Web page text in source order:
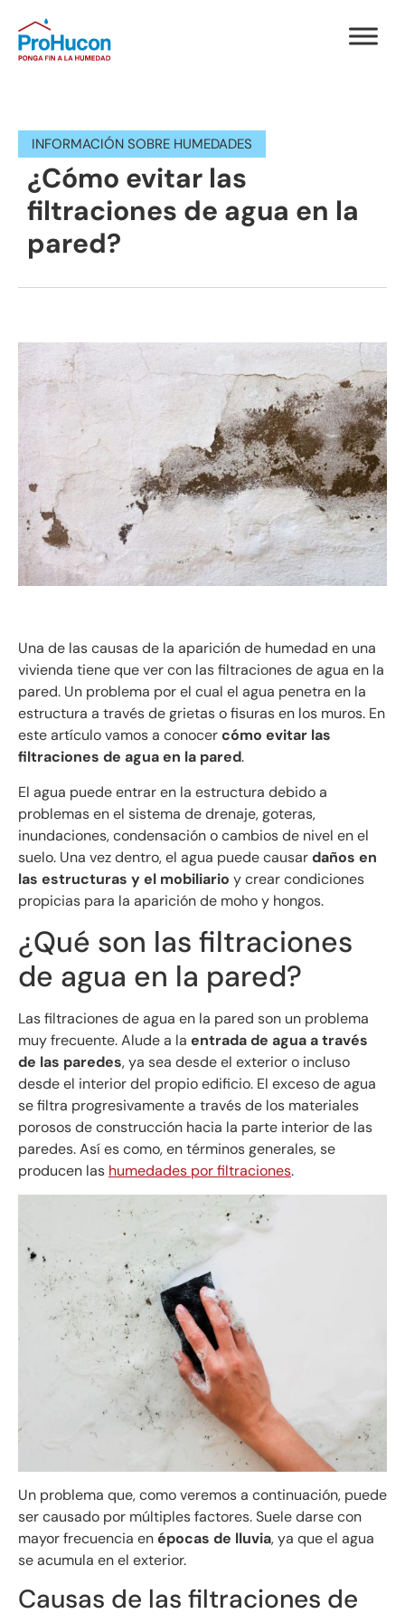
INFORMACIÓN SOBRE HUMEDADES
¿Cómo evitar las
filtraciones de agua en la
pared?
Una de las causas de la aparición de humedad en una
vivienda tiene que ver con las filtraciones de agua en la
pared. Un problema por el cual el agua penetra en la
estructura a través de grietas o fisuras en los muros. En
este artículo vamos a conocercómo evitar las
filtraciones de agua en la pared.
El agua puede entrar en la estructura debido a
problemas en el sistema de drenaje, goteras,
inundaciones, condensación o cambios de nivel en el
suelo. Una vez dentro, el agua puede causardaños en
las estructuras y el mobiliario y crear condiciones
propicias para la aparición de moho y hongos.
¿Qué son las filtraciones
de agua en la pared?
Las filtraciones de agua en la pared son un problema
muy frecuente. Alude a la entrada de agua a través
de las paredes, ya sea desde el exterior o incluso
desde el interior del propio edificio. El exceso de agua
se filtra progresivamente a través de los materiales
porosos de construcción hacia la parte interior de las
paredes. Así es como, en términos generales, se
producen las humedades por filtraciones.
Un problema que, como veremos a continuación, puede
ser causado por múltiples factores. Suele darse con
mayor frecuencia enépocas de lluvia, ya que el agua
se acumula en el exterior.
Causas de las filtraciones de